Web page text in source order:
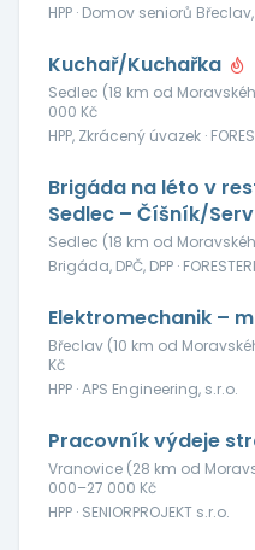
HPP · Domov seniorů
Kuchař/Kuchařka
Sedlec (18 km od
000 Kč
HPP, Zkrácený úvazek ·
Brigáda na léto v
Sedlec – Číšník/
Sedlec (18 km od
Brigáda, DPČ, DPP ·
Elektromechanik –
Břeclav (10 km od
Kč
HPP · APS Engineering, s.r.o.
Pracovník výdeje
Vranovice (28 km od
000–27 000 Kč
HPP · SENIORPROJEKT s.r.o.